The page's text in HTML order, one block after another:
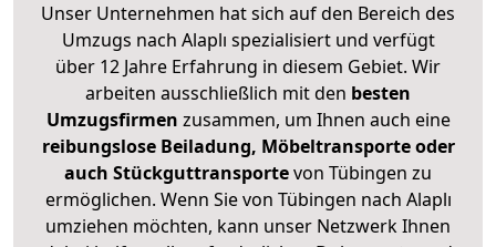
Unser Unternehmen hat sich auf den Bereich des
Umzugs nach Alaplı spezialisiert und verfügt
über 12 Jahre Erfahrung in diesem Gebiet. Wir
arbeiten ausschließlich mit den besten
Umzugsfirmen zusammen, um Ihnen auch eine
reibungslose Beiladung, Möbeltransporte oder
auch Stückguttransportevon Tübingen zu
ermöglichen. Wenn Sie von Tübingen nach Alaplı
umziehen möchten, kann unser Netzwerk Ihnen